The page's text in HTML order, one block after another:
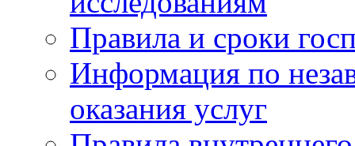
Правила и сроки
Информация по
оказания услуг